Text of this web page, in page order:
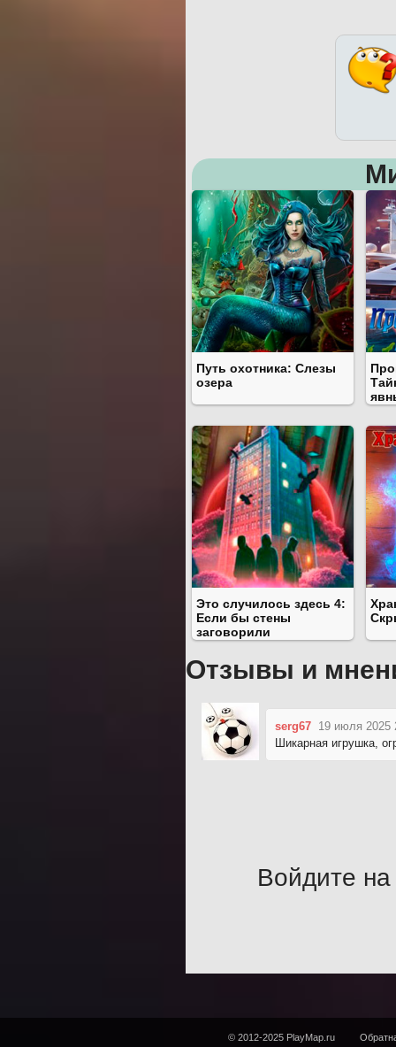
Путь охотника: Слезы
озера
Это случилось здесь 4:
Если бы стены
заговорили
Отзывы и
serg67 19 июля 2025
Шикарная игрушка,
Войдите на
© 2012-2025 PlayMap.ru